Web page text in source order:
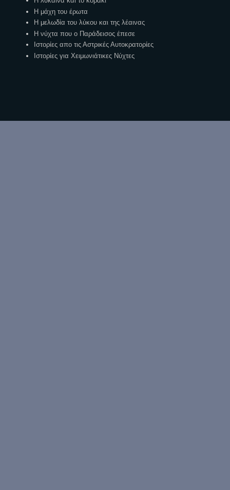
Η μάχη του έρωτα
Η μελωδία του λύκου και της λέαινας
Η νύχτα που ο Παράδεισος έπεσε
Ιστορίες απο τις Αστρικές Αυτοκρατορίες
Ιστορίες για Χειμωνιάτικες Νύχτες